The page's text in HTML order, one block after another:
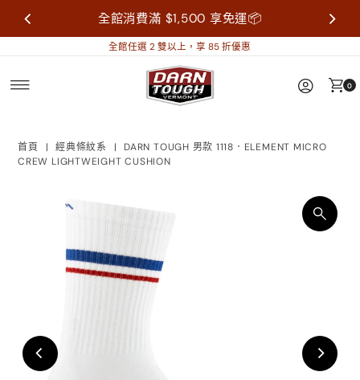
尺寸疑問歡迎來信詢問再做購買，襪子屬於個人
衛生用品，售出不做退換貨。
全館消費滿 $1,500 享免運📦
全館任選 2 雙以上，享 85 折優惠
0
首頁 | 經典條紋系 |
DARN TOUGH 男款 1118．ELEMENT MICRO
CREW LIGHTWEIGHT CUSHION